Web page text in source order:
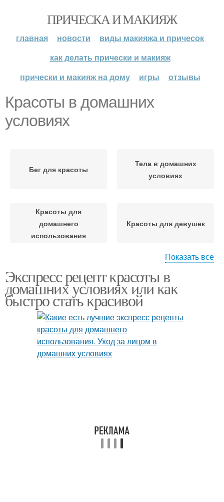
ПРИЧЕСКА И МАКИЯЖ
главная новости
виды макияжа и причесок
как делать прически и макияж
прически и макияж на дому
игры отзывы
Красоты в домашних
условиях
Бег для красоты
Тела в домашних
условиях
Красоты для
домашнего
использования
Красоты для девушек
Советы по красоте
кожи
Показать все
Экспресс рецепт красоты в
домашних условиях или как
быстро стать красивой